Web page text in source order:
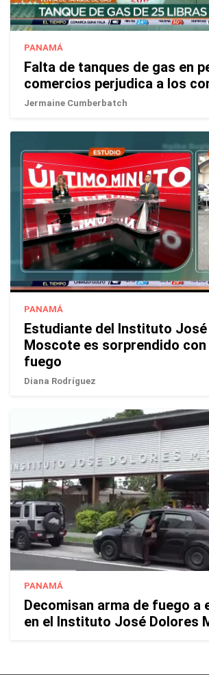
PANAMÁ
Falta de tanques de gas en
comercios perjudica a los
Jermaine Cumberbatch
PANAMÁ
Estudiante del Instituto
Moscote es sorprendido con
fuego
Diana Rodríguez
PANAMÁ
Decomisan arma de fuego a
en el Instituto José Dolores